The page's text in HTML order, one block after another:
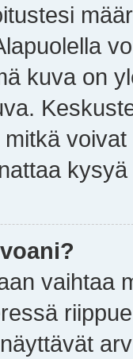
kuva on
vaihtaa